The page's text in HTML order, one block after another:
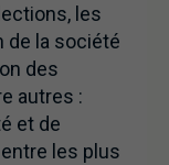
les
de la société
des
autres :
et de
les plus